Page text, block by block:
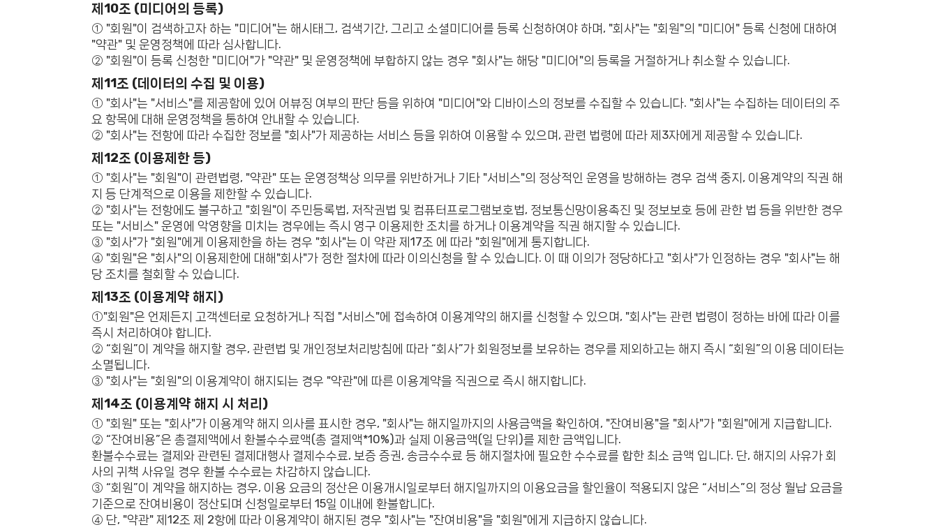
제10조 (미디어의 등록)
① "회원"이 검색하고자 하는 "미디어"는 해시태그, 검색기간, 그리고 소셜미디어를 등록 신청하여야 하며, "회사"는 "회원"의 "미디어" 등록 신청에 대하여
"약관" 및 운영정책에 따라 심사합니다.
② "회원"이 등록 신청한 "미디어"가 "약관" 및 운영정책에 부합하지 않는 경우 "회사"는 해당 "미디어"의 등록을 거절하거나 취소할 수 있습니다.
제11조 (데이터의 수집 및 이용)
① "회사"는 "서비스"를 제공함에 있어 어뷰징 여부의 판단 등을 위하여 "미디어"와 디바이스의 정보를 수집할 수 있습니다. "회사"는 수집하는 데이터의 주
요 항목에 대해 운영정책을 통하여 안내할 수 있습니다.
② "회사"는 전항에 따라 수집한 정보를 "회사"가 제공하는 서비스 등을 위하여 이용할 수 있으며, 관련 법령에 따라 제3자에게 제공할 수 있습니다.
제12조 (이용제한 등)
① "회사"는 "회원"이 관련법령, "약관" 또는 운영정책상 의무를 위반하거나 기타 "서비스"의 정상적인 운영을 방해하는 경우 검색 중지, 이용계약의 직권 해
지 등 단계적으로 이용을 제한할 수 있습니다.
② "회사"는 전항에도 불구하고 "회원"이 주민등록법, 저작권법 및 컴퓨터프로그램보호법, 정보통신망이용촉진 및 정보보호 등에 관한 법 등을 위반한 경우
또는 "서비스" 운영에 악영향을 미치는 경우에는 즉시 영구 이용제한 조치를 하거나 이용계약을 직권 해지할 수 있습니다.
③ "회사"가 "회원"에게 이용제한을 하는 경우 "회사"는 이 약관 제17조 에 따라 "회원"에게 통지합니다.
④ "회원"은 "회사"의 이용제한에 대해"회사"가 정한 절차에 따라 이의신청을 할 수 있습니다. 이 때 이의가 정당하다고 "회사"가 인정하는 경우 "회사"는 해
당 조치를 철회할 수 있습니다.
제13조 (이용계약 해지)
①"회원"은 언제든지 고객센터로 요청하거나 직접 "서비스"에 접속하여 이용계약의 해지를 신청할 수 있으며, "회사"는 관련 법령이 정하는 바에 따라 이를
즉시 처리하여야 합니다.
② “회원”이 계약을 해지할 경우, 관련법 및 개인정보처리방침에 따라 “회사”가 회원정보를 보유하는 경우를 제외하고는 해지 즉시 “회원”의 이용 데이터는
소멸됩니다.
③ "회사"는 "회원"의 이용계약이 해지되는 경우 "약관"에 따른 이용계약을 직권으로 즉시 해지합니다.
제14조 (이용계약 해지 시 처리)
① "회원" 또는 "회사"가 이용계약 해지 의사를 표시한 경우, "회사"는 해지일까지의 사용금액을 확인하여, "잔여비용"을 "회사"가 "회원"에게 지급합니다.
② “잔여비용”은 총결제액에서 환불수수료액(총 결제액*10%)과 실제 이용금액(일 단위)를 제한 금액입니다.
환불수수료는 결제와 관련된 결제대행사 결제수수료, 보증 증권, 송금수수료 등 해지절차에 필요한 수수료를 합한 최소 금액 입니다. 단, 해지의 사유가 회
사의 귀책 사유일 경우 환불 수수료는 차감하지 않습니다.
③ “회원”이 계약을 해지하는 경우, 이용 요금의 정산은 이용개시일로부터 해지일까지의 이용요금을 할인율이 적용되지 않은 “서비스”의 정상 월납 요금을
기준으로 잔여비용이 정산되며 신청일로부터 15일 이내에 환불합니다.
④ 단, "약관" 제12조 제 2항에 따라 이용계약이 해지된 경우 "회사"는 "잔여비용"을 "회원"에게 지급하지 않습니다.